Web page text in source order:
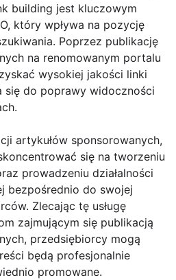
building jest kluczowym
który wpływa na pozycję
Poprzez publikację
na renomowanym portalu
wysokiej jakości linki
się do poprawy widoczności
artykułów sponsorowanych,
się na tworzeniu
prowadzeniu działalności
bezpośrednio do swojej
Zlecając tę usługę
zajmującym się publikacją
przedsiębiorcy mogą
będą profesjonalnie
promowane.